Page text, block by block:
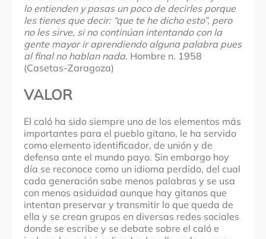
lo entienden y pasas un poco de decirles porque
les tienes que decir: “que te he dicho esto”, pero
no les sirve, si no continúan intentando con la
gente mayor ir aprendiendo alguna palabra pues
al final no hablan nada. Hombre n. 1958
(Casetas-Zaragoza)
VALOR
El caló ha sido siempre uno de los elementos más
importantes para el pueblo gitano, le ha servido
como elemento identificador, de unión y de
defensa ante el mundo payo. Sin embargo hoy
día se reconoce como un idioma perdido, del cual
cada generación sabe menos palabras y se usa
con menos asiduidad aunque hay gitanos que
intentan preservar y transmitir lo que queda de
ella y se crean grupos en diversas redes sociales
donde se escribe y se debate sobre el caló e